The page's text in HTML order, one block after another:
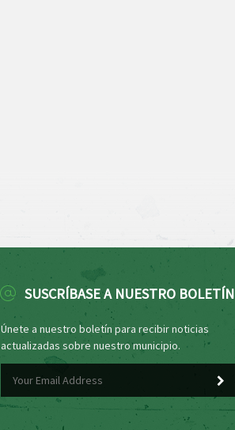
SUSCRÍBASE A NUESTRO BOLETÍN
Únete a nuestro boletín para recibir noticias
actualizadas sobre nuestro municipio.